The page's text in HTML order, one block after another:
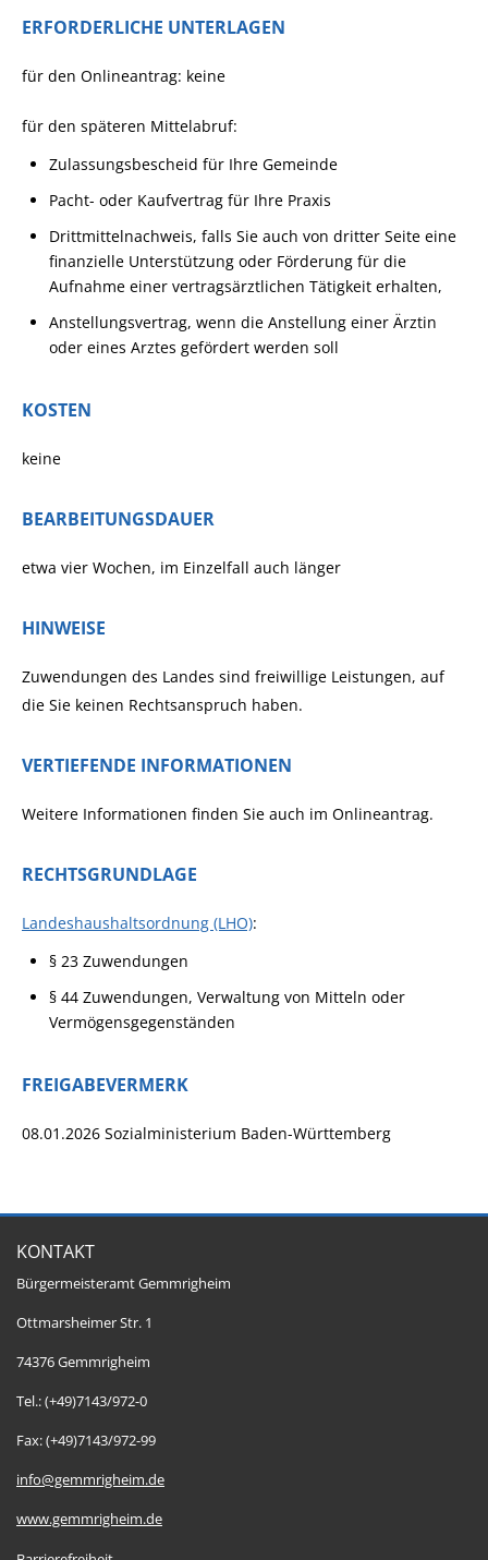
ERFORDERLICHE UNTERLAGEN
für den Onlineantrag: keine
für den späteren Mittelabruf:
Zulassungsbescheid für Ihre Gemeinde
Pacht- oder Kaufvertrag für Ihre Praxis
Drittmittelnachweis, falls Sie auch von dritter Seite eine
finanzielle Unterstützung oder Förderung für die
Aufnahme einer vertragsärztlichen Tätigkeit erhalten,
Anstellungsvertrag, wenn die Anstellung einer Ärztin
oder eines Arztes gefördert werden soll
KOSTEN
keine
BEARBEITUNGSDAUER
etwa vier Wochen, im Einzelfall auch länger
HINWEISE
Zuwendungen des Landes sind freiwillige Leistungen, auf
die Sie keinen Rechtsanspruch haben.
VERTIEFENDE INFORMATIONEN
Weitere Informationen finden Sie auch im Onlineantrag.
RECHTSGRUNDLAGE
Landeshaushaltsordnung (LHO):
§ 23 Zuwendungen
§ 44 Zuwendungen, Verwaltung von Mitteln oder
Vermögensgegenständen
FREIGABEVERMERK
08.01.2026 Sozialministerium Baden-Württemberg
KONTAKT
Bürgermeisteramt Gemmrigheim
Ottmarsheimer Str. 1
74376 Gemmrigheim
Tel.: (+49)7143/972-0
Fax: (+49)7143/972-99
info@gemmrigheim.de
www.gemmrigheim.de